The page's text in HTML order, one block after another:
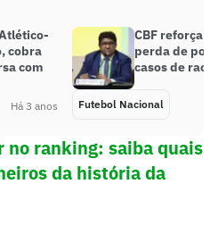
cobra
com
Há 3 anos
CBF reforça
perda de
casos de
Futebol Nacional
no ranking: saiba quais
da história da